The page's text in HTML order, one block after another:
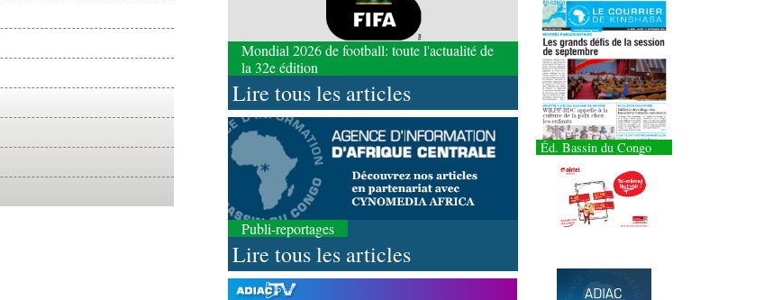
Mondial 2026 de football: toute l'actualité de
la 32e édition
Lire tous les articles
Publi-reportages
Lire tous les articles
Éd. Bassin du Congo